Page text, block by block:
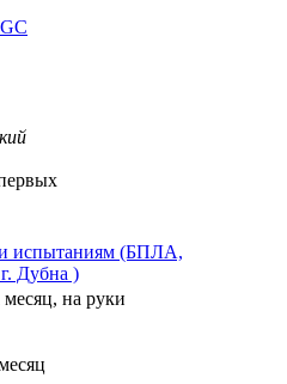
испытаниям (БПЛА,
Дубна )
месяц, на руки